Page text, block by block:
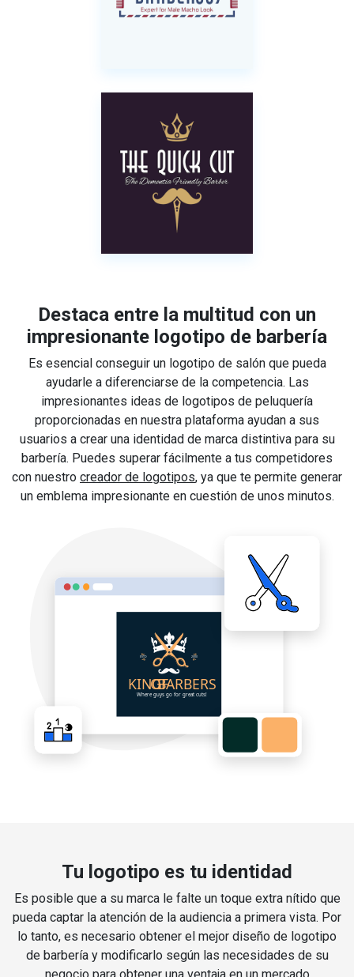
Destaca entre la multitud con un
impresionante logotipo de barbería
Es esencial conseguir un logotipo de salón que pueda
ayudarle a diferenciarse de la competencia. Las
impresionantes ideas de logotipos de peluquería
proporcionadas en nuestra plataforma ayudan a sus
usuarios a crear una identidad de marca distintiva para su
barbería. Puedes superar fácilmente a tus competidores
con nuestro creador de logotipos, ya que te permite generar
un emblema impresionante en cuestión de unos minutos.
Tu logotipo es tu identidad
Es posible que a su marca le falte un toque extra nítido que
pueda captar la atención de la audiencia a primera vista. Por
lo tanto, es necesario obtener el mejor diseño de logotipo
de barbería y modificarlo según las necesidades de su